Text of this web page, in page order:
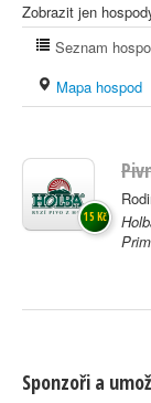
Zobrazit jen
Seznam
Mapa hospod
15 Kč
Sponzoři a